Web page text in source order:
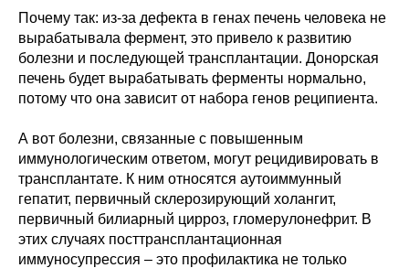
Почему так: из-за дефекта в генах печень человека не
вырабатывала фермент, это привело к развитию
болезни и последующей трансплантации. Донорская
печень будет вырабатывать ферменты нормально,
потому что она зависит от набора генов реципиента.
А вот болезни, связанные с повышенным
иммунологическим ответом, могут рецидивировать в
трансплантате. К ним относятся аутоиммунный
гепатит, первичный склерозирующий холангит,
первичный билиарный цирроз, гломерулонефрит. В
этих случаях посттрансплантационная
иммуносупрессия – это профилактика не только